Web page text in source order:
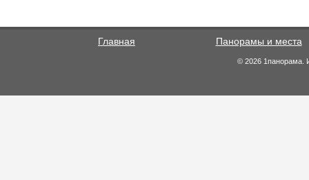
Главная Панорамы и места
© 2026 1панорама.